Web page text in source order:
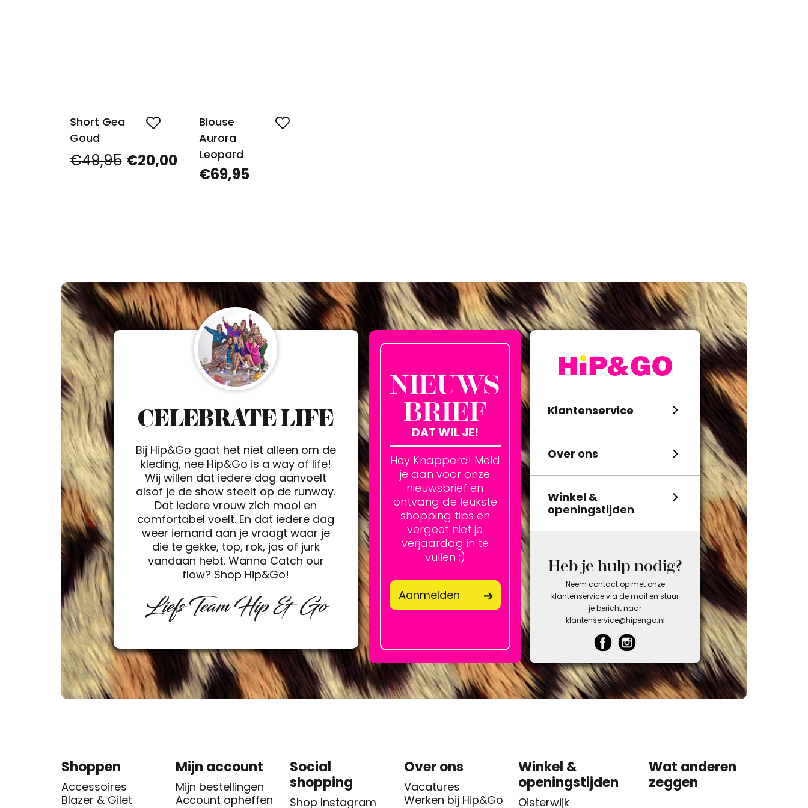
Short Gea
Goud
€49,95 €20,00
Blouse
Aurora
Leopard
€69,95
CELEBRATE LIFE
Bij Hip&Go gaat het niet alleen om de
kleding, nee Hip&Go is a way of life!
Wij willen dat iedere dag aanvoelt
alsof je de show steelt op de runway.
Dat iedere vrouw zich mooi en
comfortabel voelt. En dat iedere dag
weer iemand aan je vraagt waar je
die te gekke, top, rok, jas of jurk
vandaan hebt. Wanna Catch our
flow? Shop Hip&Go!
Liefs Team Hip & Go
NIEUWS
BRIEF
DAT WIL JE!
Hey Knapperd! Meld
je aan voor onze
nieuwsbrief en
ontvang de leukste
shopping tips en
vergeet niet je
verjaardag in te
vullen ;)
Aanmelden
Klantenservice
Over ons
Winkel &
openingstijden
Heb je hulp nodig?
Neem contact op met onze
klantenservice via de mail en stuur
je bericht naar
klantenservice@hipengo.nl
Shoppen
Accessoires
Blazer & Gilet
Mijn account
Mijn bestellingen
Account opheffen
Social
shopping
Shop Instagram
Over ons
Vacatures
Werken bij Hip&Go
Winkel &
openingstijden
Oisterwijk
Wat anderen
zeggen